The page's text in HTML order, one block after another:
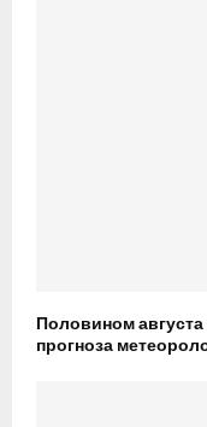
Половином
прогноза